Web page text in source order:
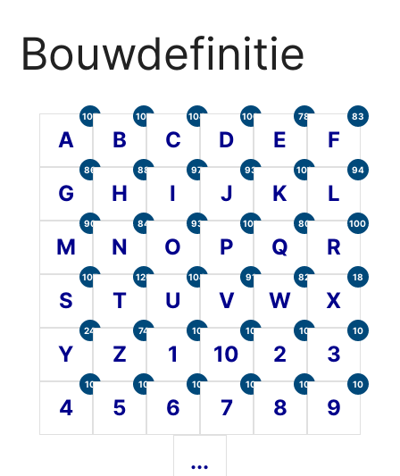
Bouwdefinitie
A
105
B
107
C
104
D
100
E
78
F
83
G
86
H
88
I
97
J
93
K
101
L
94
M
90
N
84
O
93
P
101
Q
80
R
100
S
107
T
120
U
104
V
91
W
82
X
18
Y
24
Z
74
1
10
10
10
2
10
3
10
4
10
5
10
6
10
7
10
8
10
9
10
...